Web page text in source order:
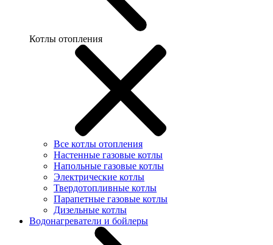
Котлы отопления
Все котлы отопления
Настенные газовые котлы
Напольные газовые котлы
Электрические котлы
Твердотопливные котлы
Парапетные газовые котлы
Дизельные котлы
Водонагреватели и бойлеры